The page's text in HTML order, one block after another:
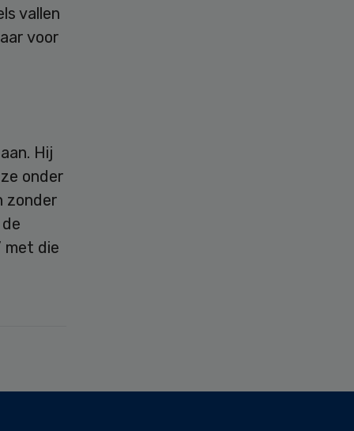
vallen
voor
Hij
onder
zonder
met die